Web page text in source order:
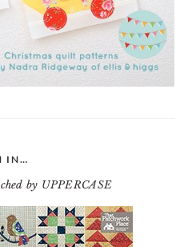
IN…
by UPPERCASE